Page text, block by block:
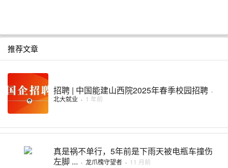
推荐文章
招聘 | 中国能建山西院2025年春季校园招聘 ·
北大就业 · 1 年前
真是祸不单行，5年前是下雨天被电瓶车撞伤
左脚 ... · 龙爪槐守望者 · 11 月前